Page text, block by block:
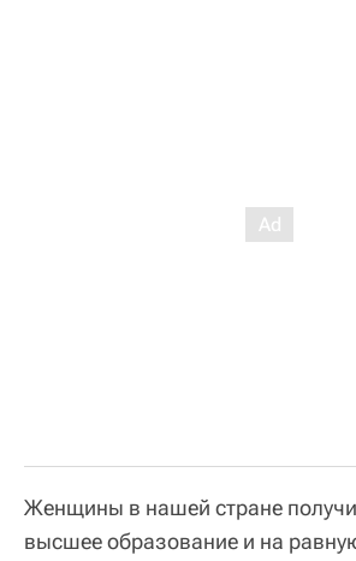
Женщины в нашей стране
высшее образование и на